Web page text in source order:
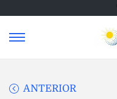
ANTERIOR